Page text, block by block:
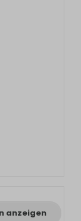
anzeigen